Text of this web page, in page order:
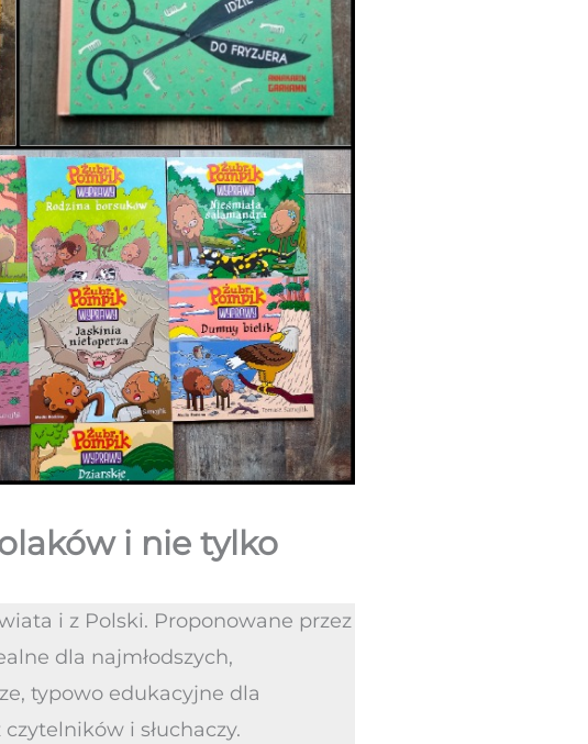
i nie tylko
i z Polski. Proponowane przez
dla najmłodszych,
typowo edukacyjne dla
i słuchaczy.